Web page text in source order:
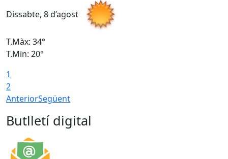
Dissabte, 8 d’agost
T.Màx: 34°
T.Min: 20°
1
2
AnteriorSegüent
Butlletí digital